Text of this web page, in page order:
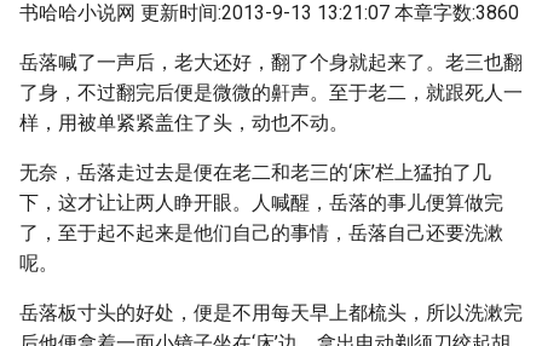
书哈哈小说网 更新时间:2013-9-13 13:21:07 本章字数:3860
岳落喊了一声后，老大还好，翻了个身就起来了。老三也翻
了身，不过翻完后便是微微的鼾声。至于老二，就跟死人一
样，用被单紧紧盖住了头，动也不动。
无奈，岳落走过去是便在老二和老三的‘床’栏上猛拍了几
下，这才让让两人睁开眼。人喊醒，岳落的事儿便算做完
了，至于起不起来是他们自己的事情，岳落自己还要洗漱
呢。
岳落板寸头的好处，便是不用每天早上都梳头，所以洗漱完